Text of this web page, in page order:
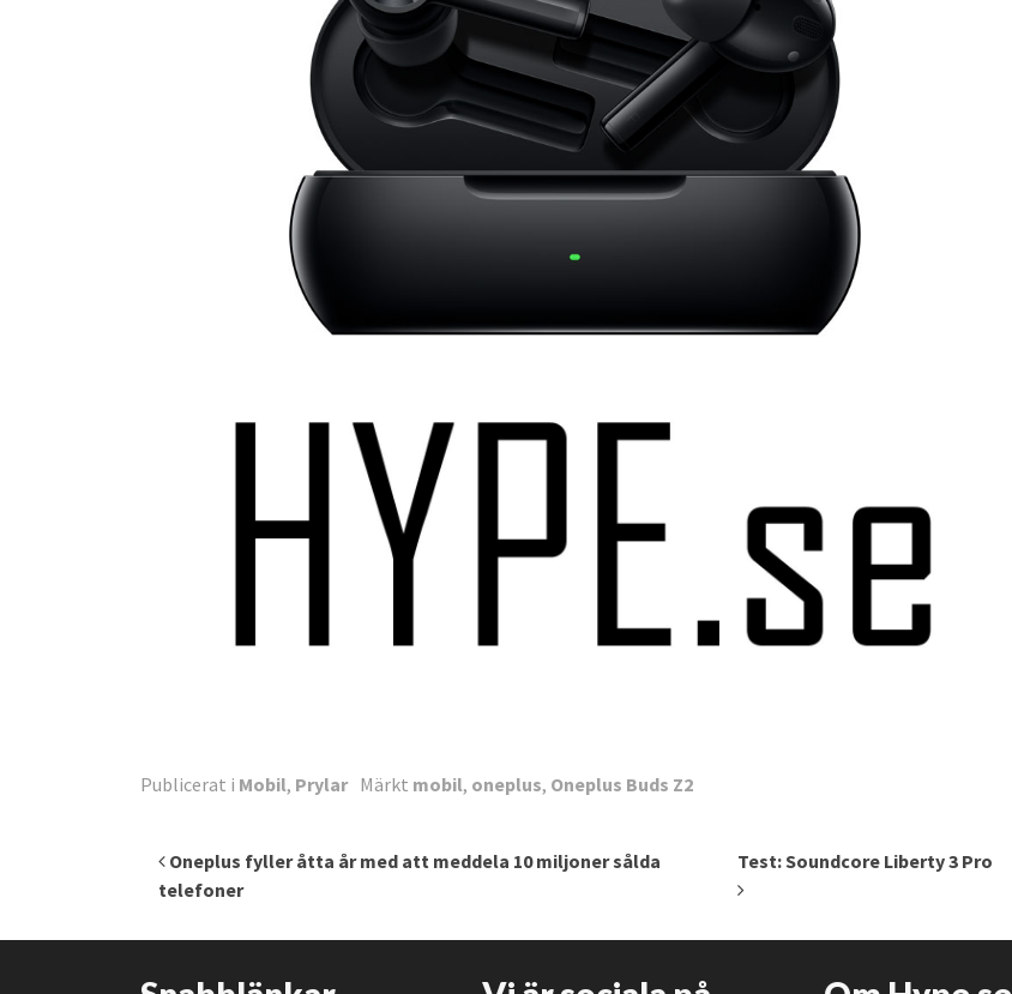
Publicerat i Mobil, Prylar Märkt mobil, oneplus, Oneplus Buds Z2
Inläggsnavigering
Oneplus fyller åtta år med att meddela 10 miljoner sålda
telefoner
Test: Soundcore Liberty 3 Pro